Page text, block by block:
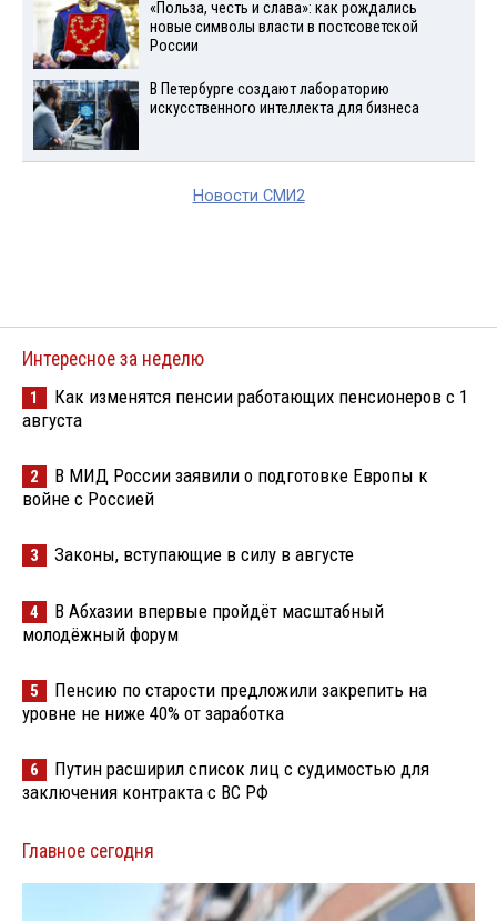
«Польза, честь и слава»: как рождались
новые символы власти в постсоветской
России
В Петербурге создают лабораторию
искусственного интеллекта для бизнеса
Новости СМИ2
Интересное за неделю
1
Как изменятся пенсии работающих пенсионеров с 1
августа
2
В МИД России заявили о подготовке Европы к
войне с Россией
3 Законы, вступающие в силу в августе
4
В Абхазии впервые пройдёт масштабный
молодёжный форум
5
Пенсию по старости предложили закрепить на
уровне не ниже 40% от заработка
6
Путин расширил список лиц с судимостью для
заключения контракта с ВС РФ
Главное сегодня